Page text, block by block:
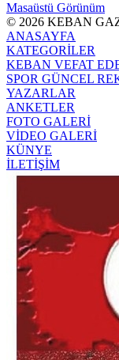
Masaüstü Görünüm
© 2026 KEBAN
ANASAYFA
KATEGORİLER
KEBAN VEFAT
SPOR GÜNCEL
YAZARLAR
ANKETLER
FOTO GALERİ
VİDEO GALERİ
KÜNYE
İLETİŞİM